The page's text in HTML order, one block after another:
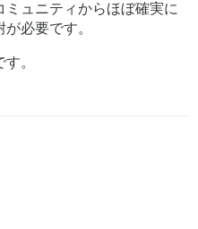
ュニティからほぼ確実に
必要です。
。